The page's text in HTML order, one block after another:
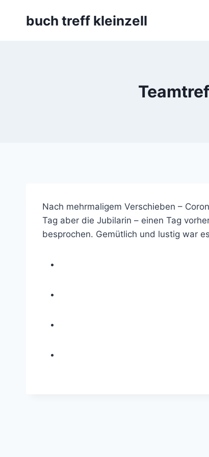
buch treff kleinzell
Nach mehrmaligem Verschieben –
Tag aber die Jubilarin – einen Tag
besprochen. Gemütlich und lustig war